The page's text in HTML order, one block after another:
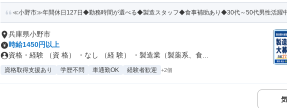
ト充実! ・特別賞与あり(社内規定あり)
≪小野市≫年間休日127日◆勤務時間が選べる◆製造スタッフ◆食事補助あり◆30代～50代男性活躍
兵庫県小野市
時給1450円以上
資格・経験 （資 格） ・なし （経 験） ・製造業（製薬系、食...
資格取得支援あり 学歴不問 車通勤OK 経験者歓迎 +2個